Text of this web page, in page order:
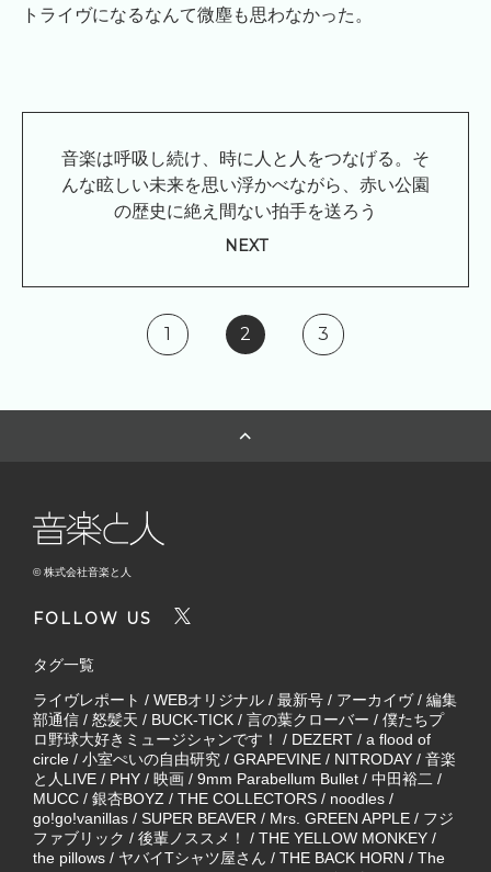
トライヴになるなんて微塵も思わなかった。
音楽は呼吸し続け、時に人と人をつなげる。そ
んな眩しい未来を思い浮かべながら、赤い公園
の歴史に絶え間ない拍手を送ろう
NEXT
1 2 3
© 株式会社音楽と人
FOLLOW US
タグ一覧
ライヴレポート / WEBオリジナル / 最新号 / アーカイヴ/ 編集
部通信 / 怒髪天 / BUCK-TICK / 言の葉クローバー / 僕たちプ
ロ野球大好きミュージシャンです！
/ DEZERT / a flood of
circle / 小室ぺいの自由研究 / GRAPEVINE / NITRODAY / 音楽
と人LIVE / PHY / 映画 / 9mm Parabellum Bullet / 中田裕二 /
MUCC / 銀杏BOYZ / THE COLLECTORS / noodles /
go!go!vanillas / SUPER BEAVER / Mrs. GREEN APPLE / フジ
ファブリック / 後輩ノススメ！ / THE YELLOW MONKEY /
the pillows / ヤバイTシャツ屋さん / THE BACK HORN / The